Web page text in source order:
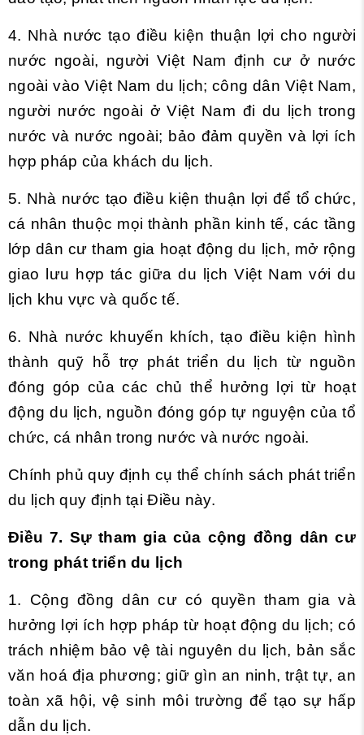
4. Nhà nước tạo điều kiện thuận lợi cho người
nước ngoài, người Việt Nam định cư ở nước
ngoài vào Việt Nam du lịch; công dân Việt Nam,
người nước ngoài ở Việt Nam đi du lịch trong
nước và nước ngoài; bảo đảm quyền và lợi ích
hợp pháp của khách du lịch.
5. Nhà nước tạo điều kiện thuận lợi để tổ chức,
cá nhân thuộc mọi thành phần kinh tế, các tầng
lớp dân cư tham gia hoạt động du lịch, mở rộng
giao lưu hợp tác giữa du lịch Việt Nam với du
lịch khu vực và quốc tế.
6. Nhà nước khuyến khích, tạo điều kiện hình
thành quỹ hỗ trợ phát triển du lịch từ nguồn
đóng góp của các chủ thể hưởng lợi từ hoạt
động du lịch, nguồn đóng góp tự nguyện của tổ
chức, cá nhân trong nước và nước ngoài.
Chính phủ quy định cụ thể chính sách phát triển
du lịch quy định tại Điều này.
Điều 7. Sự tham gia của cộng đồng dân cư
trong phát triển du lịch
1. Cộng đồng dân cư có quyền tham gia và
hưởng lợi ích hợp pháp từ hoạt động du lịch; có
trách nhiệm bảo vệ tài nguyên du lịch, bản sắc
văn hoá địa phương; giữ gìn an ninh, trật tự, an
toàn xã hội, vệ sinh môi trường để tạo sự hấp
dẫn du lịch.